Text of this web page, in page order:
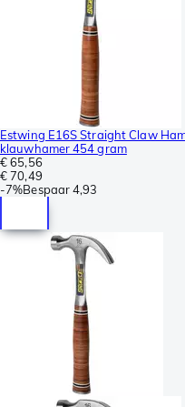
Estwing E16S Straight Claw
klauwhamer 454 gram
€ 65,56
€ 70,49
-7%Bespaar4,93